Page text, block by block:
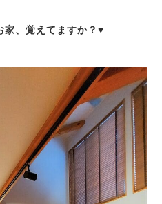
家、覚えてますか？♥